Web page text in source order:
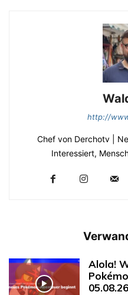
http://
Chef von Derchotv |
Interessiert,
Alola!
05.08.26